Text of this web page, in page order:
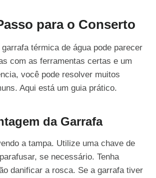
para o Conserto
térmica de água pode parecer
com as ferramentas certas e um
você pode resolver muitos
Aqui está um guia prático.
da Garrafa
a tampa. Utilize uma chave de
se necessário. Tenha
danificar a rosca. Se a garrafa tiver